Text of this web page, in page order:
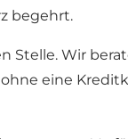
begehrt.
Stelle. Wir
eine